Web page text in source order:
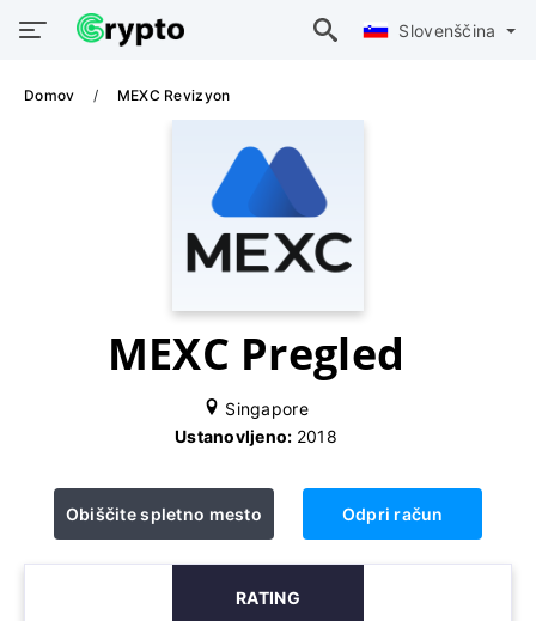
Slovenščina
Domov MEXC Revizyon
MEXC Pregled
Singapore
Ustanovljeno: 2018
Obiščite spletno mesto Odpri račun
RATING